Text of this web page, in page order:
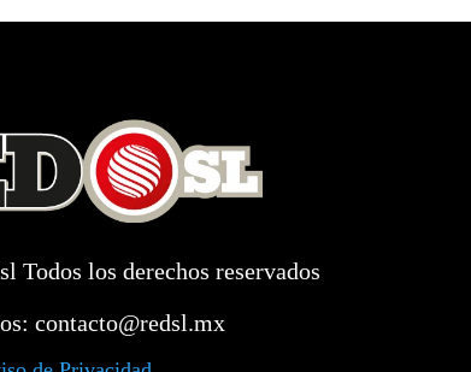
Todos los derechos reservados
contacto@redsl.mx